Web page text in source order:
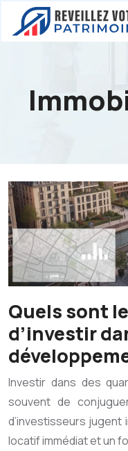
Quels sont
d’investir
Investir dans des
souvent de
d’investisseurs
locatif immédiat et un